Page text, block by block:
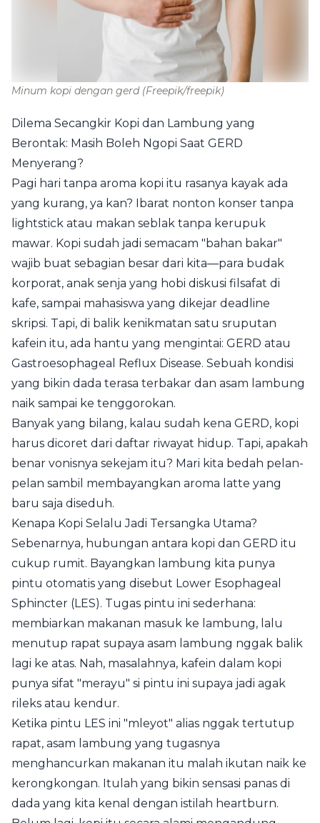
Minum kopi dengan gerd (Freepik/freepik)
Dilema Secangkir Kopi dan Lambung yang
Berontak: Masih Boleh Ngopi Saat GERD
Menyerang?
Pagi hari tanpa aroma kopi itu rasanya kayak ada
yang kurang, ya kan? Ibarat nonton konser tanpa
lightstick atau makan seblak tanpa kerupuk
mawar. Kopi sudah jadi semacam "bahan bakar"
wajib buat sebagian besar dari kita—para budak
korporat, anak senja yang hobi diskusi filsafat di
kafe, sampai mahasiswa yang dikejar deadline
skripsi. Tapi, di balik kenikmatan satu sruputan
kafein itu, ada hantu yang mengintai: GERD atau
Gastroesophageal Reflux Disease. Sebuah kondisi
yang bikin dada terasa terbakar dan asam lambung
naik sampai ke tenggorokan.
Banyak yang bilang, kalau sudah kena GERD, kopi
harus dicoret dari daftar riwayat hidup. Tapi, apakah
benar vonisnya sekejam itu? Mari kita bedah pelan-
pelan sambil membayangkan aroma latte yang
baru saja diseduh.
Kenapa Kopi Selalu Jadi Tersangka Utama?
Sebenarnya, hubungan antara kopi dan GERD itu
cukup rumit. Bayangkan lambung kita punya
pintu otomatis yang disebut Lower Esophageal
Sphincter (LES). Tugas pintu ini sederhana:
membiarkan makanan masuk ke lambung, lalu
menutup rapat supaya asam lambung nggak balik
lagi ke atas. Nah, masalahnya, kafein dalam kopi
punya sifat "merayu" si pintu ini supaya jadi agak
rileks atau kendur.
Ketika pintu LES ini "mleyot" alias nggak tertutup
rapat, asam lambung yang tugasnya
menghancurkan makanan itu malah ikutan naik ke
kerongkongan. Itulah yang bikin sensasi panas di
dada yang kita kenal dengan istilah heartburn.